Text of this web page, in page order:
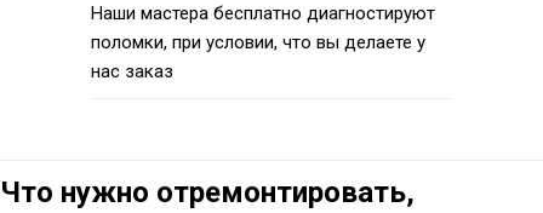
Наши мастера бесплатно диагностируют
поломки, при условии, что вы делаете у
нас заказ
Что нужно отремонтировать,